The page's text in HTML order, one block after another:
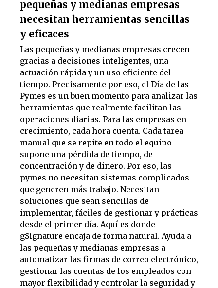
pequeñas y medianas empresas
necesitan herramientas sencillas
y eficaces
Las pequeñas y medianas empresas crecen
gracias a decisiones inteligentes, una
actuación rápida y un uso eficiente del
tiempo. Precisamente por eso, el Día de las
Pymes es un buen momento para analizar las
herramientas que realmente facilitan las
operaciones diarias. Para las empresas en
crecimiento, cada hora cuenta. Cada tarea
manual que se repite en todo el equipo
supone una pérdida de tiempo, de
concentración y de dinero. Por eso, las
pymes no necesitan sistemas complicados
que generen más trabajo. Necesitan
soluciones que sean sencillas de
implementar, fáciles de gestionar y prácticas
desde el primer día. Aquí es donde
gSignature encaja de forma natural. Ayuda a
las pequeñas y medianas empresas a
automatizar las firmas de correo electrónico,
gestionar las cuentas de los empleados con
mayor flexibilidad y controlar la seguridad y